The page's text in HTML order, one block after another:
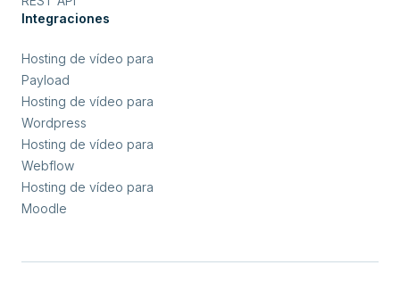
Integraciones
Hosting de vídeo para
Payload
Hosting de vídeo para
Wordpress
Hosting de vídeo para
Webflow
Hosting de vídeo para
Moodle